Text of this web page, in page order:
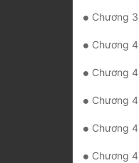
Chương
Chương
Chương
Chương
Chương
Chương